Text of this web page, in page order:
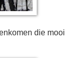
die mooi